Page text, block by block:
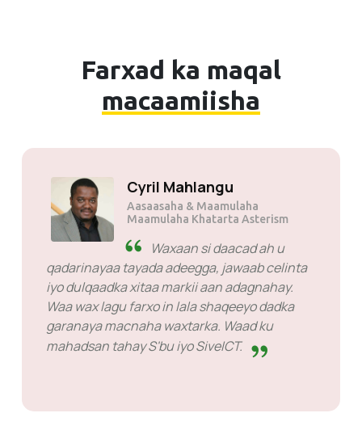
Farxad ka maqal
macaamiisha
Cyril Mahlangu
Aasaasaha & Maamulaha
Maamulaha Khatarta Asterism
Waxaan si daacad ah u
qadarinayaa tayada adeegga, jawaab celinta
iyo dulqaadka xitaa markii aan adagnahay.
Waa wax lagu farxo in lala shaqeeyo dadka
garanaya macnaha waxtarka. Waad ku
mahadsan tahay S'bu iyo SiveICT.